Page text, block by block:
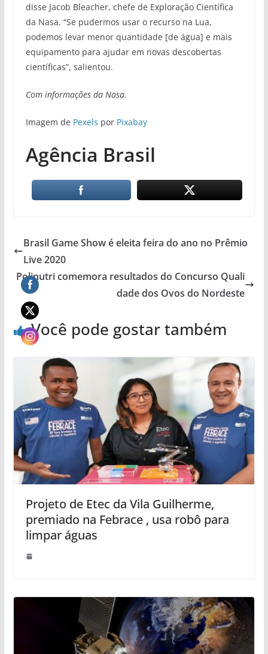
disse Jacob Bleacher, chefe de Exploração Científica
da Nasa. “Se pudermos usar o recurso na Lua,
podemos levar menor quantidade [de água] e mais
equipamento para ajudar em novas descobertas
científicas”, salientou.
Com informações da Nasa.
Imagem de Pexels por Pixabay
Agência Brasil
Brasil Game Show é eleita feira do ano no Prêmio
Live 2020
Polinutri comemora resultados do Concurso Quali
dade dos Ovos do Nordeste
Você pode gostar também
Projeto de Etec da Vila Guilherme,
premiado na Febrace , usa robô para
limpar águas